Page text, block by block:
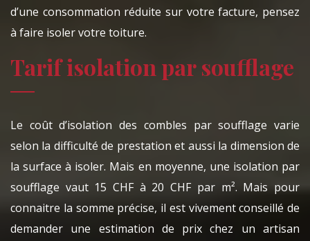
d’une consommation réduite sur votre facture, pensez
à faire isoler votre toiture.
Tarif isolation par soufflage
Le coût d’isolation des combles par soufflage varie
selon la difficulté de prestation et aussi la dimension de
la surface à isoler. Mais en moyenne, une isolation par
soufflage vaut 15 CHF à 20 CHF par m². Mais pour
connaitre la somme précise, il est vivement conseillé de
demander une estimation de prix chez un artisan